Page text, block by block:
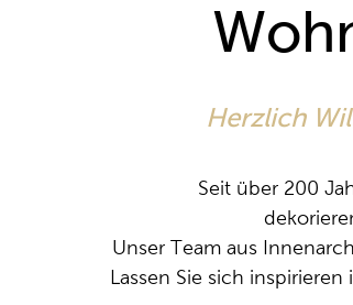
Herzlich
Seit über 200
Unser Team aus
Lassen Sie sich